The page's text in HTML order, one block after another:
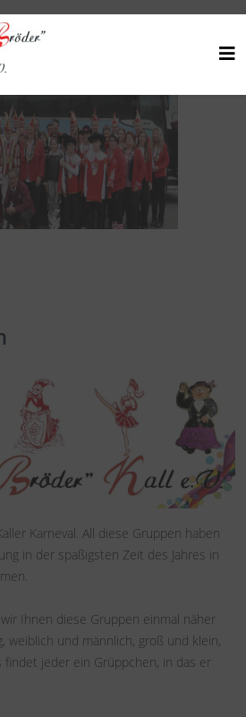
Karneval. All diese Gruppen haben
in der spaßigsten Zeit des Jahres in
Ihnen diese Gruppen einmal näher
weiblich und männlich, groß und klein,
jeder ein Grüppchen, in das er